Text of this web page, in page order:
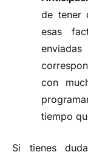
de tener
esas
con
tiempo
Si tienes